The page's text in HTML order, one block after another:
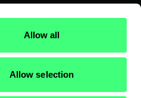
Allow all
Allow selection